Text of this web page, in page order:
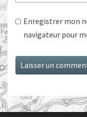
Enregistrer mon
navigateur pour